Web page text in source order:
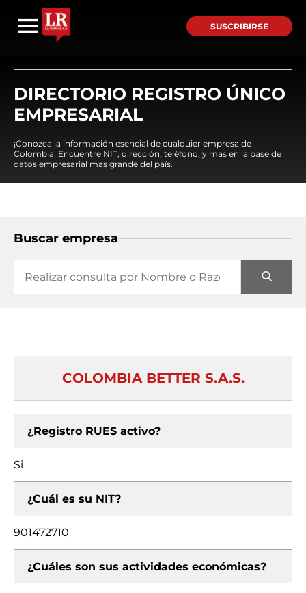
SUSCRIBIRSE
DIRECTORIO REGISTRO ÚNICO
EMPRESARIAL
¡Conozca la información esencial de cualquier empresa de
Colombia! Encuentre NIT, dirección, teléfono, y mas en la base de
datos empresarial mas grande del país.
Buscar empresa
COLOMBIA BETTER S.A.S.
¿Registro RUES activo?
Si
¿Cuál es su NIT?
901472710
¿Cuáles son sus actividades económicas?